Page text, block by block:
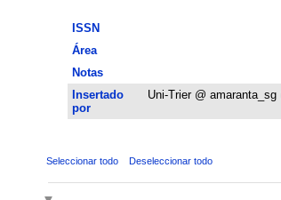
ISSN
Área
Notas
Insertado
por
Uni-Trier @ amaranta_sg
Seleccionar todo Deseleccionar todo